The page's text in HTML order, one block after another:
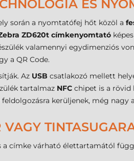
ÉS
során a nyomtatófej hőt közöl a
ZD620t címkenyomtató
valamennyi egydimenziós
a QR Code.
Az USB csatlakozó mellett
tartalmaz NFC chipet is a rövid
kerüljenek, még
címke várható élettartamától